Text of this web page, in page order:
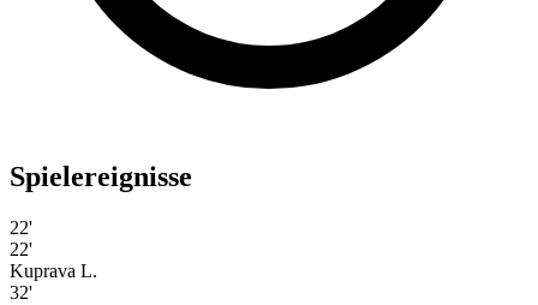
Spielereignisse
22'
22'
Kuprava L.
32'